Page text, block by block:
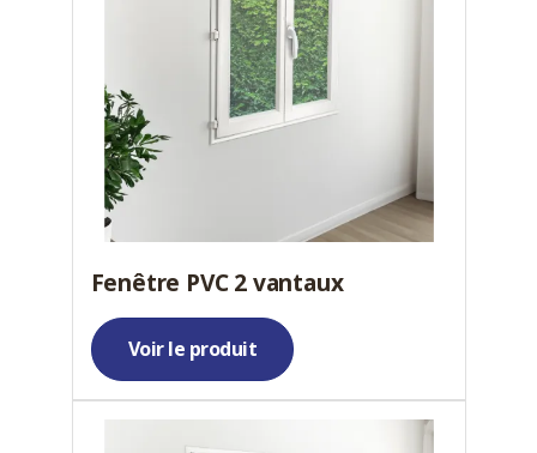
Fenêtre PVC 2 vantaux
Voir le produit